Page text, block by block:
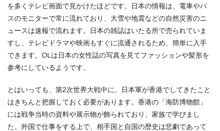
を多くテレビ画面で見かけたほどです。日本の情報は、電車やバ
スのモニターで常に流れており、大雪や地震などの自然災害のニ
ュースは速報で流れます。日本の雑誌はいたる所で売られていま
すし、テレビドラマや映画もすぐに流通されるため、簡単に入手
できます。OLは日本の女性誌の写真を見てファッションや髪形を
参考にしているようです。
とはいっても、第2次世界大戦中に、日本軍が香港でしてきたこと
はきちんと把握しておく必要があります。香港の「海防博物館」
には戦争当時の資料や展示物が飾られており、家族で学びまし
た。外国で仕事をする上で、相手国と自国の歴史は悲劇であって